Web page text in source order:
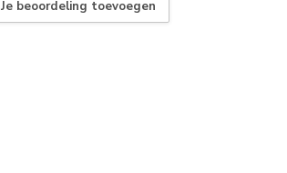
Je beoordeling toevoegen